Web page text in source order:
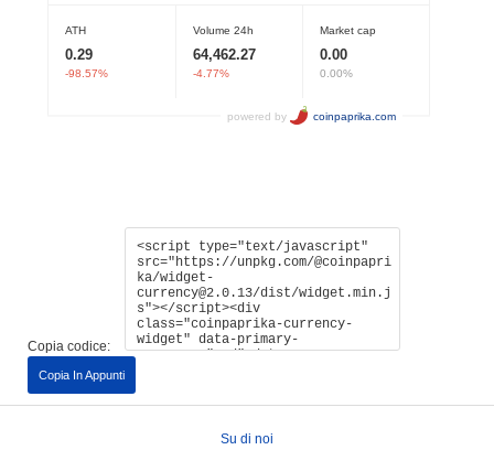
Copia codice:
Copia In Appunti
Su di noi